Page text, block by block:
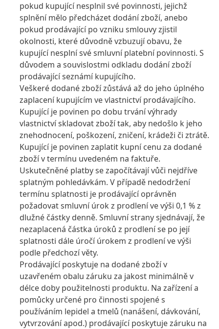
pokud kupující nesplnil své povinnosti, jejichž
splnění mělo předcházet dodání zboží, anebo
pokud prodávající po vzniku smlouvy zjistil
okolnosti, které důvodně vzbuzují obavu, že
kupující nesplní své smluvní platební povinnosti. S
důvodem a souvislostmi odkladu dodání zboží
prodávající seznámí kupujícího.
Veškeré dodané zboží zůstává až do jeho úplného
zaplacení kupujícím ve vlastnictví prodávajícího.
Kupující je povinen po dobu trvání výhrady
vlastnictví skladovat zboží tak, aby nedošlo k jeho
znehodnocení, poškození, zničení, krádeži či ztrátě.
Kupující je povinen zaplatit kupní cenu za dodané
zboží v termínu uvedeném na faktuře.
Uskutečněné platby se započítávají vůči nejdříve
splatným pohledávkám. V případě nedodržení
termínu splatnosti je prodávající oprávněn
požadovat smluvní úrok z prodlení ve výši 0,1 % z
dlužné částky denně. Smluvní strany sjednávají, že
nezaplacená částka úroků z prodlení se po její
splatnosti dále úročí úrokem z prodlení ve výši
podle předchozí věty.
Prodávající poskytuje na dodané zboží v
uzavřeném obalu záruku za jakost minimálně v
délce doby použitelnosti produktu. Na zařízení a
pomůcky určené pro činnosti spojené s
používáním lepidel a tmelů (nanášení, dávkování,
vytvrzování apod.) prodávající poskytuje záruku na